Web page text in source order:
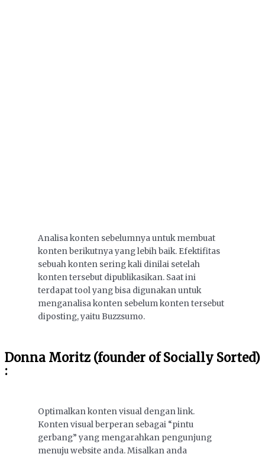
Analisa konten sebelumnya untuk membuat
konten berikutnya yang lebih baik. Efektifitas
sebuah konten sering kali dinilai setelah
konten tersebut dipublikasikan. Saat ini
terdapat tool yang bisa digunakan untuk
menganalisa konten sebelum konten tersebut
diposting, yaitu Buzzsumo.
Donna Moritz (founder of Socially Sorted)
:
Optimalkan konten visual dengan link.
Konten visual berperan sebagai “pintu
gerbang” yang mengarahkan pengunjung
menuju website anda. Misalkan anda